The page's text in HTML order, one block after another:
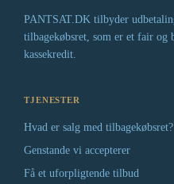
PANTSAT.DK tilbyder
tilbagekøbsret, som er et fair
kassekredit.
TJENESTER
Hvad er salg med tilbagekøbsret?
Genstande vi accepterer
Få et uforpligtende tilbud